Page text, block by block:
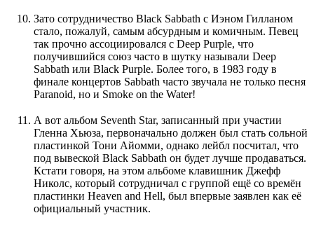
Зато сотрудничество Black Sabbath с Иэном Гилланом
стало, пожалуй, самым абсурдным и комичным. Певец
так прочно ассоциировался с Deep Purple, что
получившийся союз часто в шутку называли Deep
Sabbath или Black Purple. Более того, в 1983 году в
финале концертов Sabbath часто звучала не только песня
Paranoid, но и Smoke on the Water!
А вот альбом Seventh Star, записанный при участии
Гленна Хьюза, первоначально должен был стать сольной
пластинкой Тони Айомми, однако лейбл посчитал, что
под вывеской Black Sabbath он будет лучше продаваться.
Кстати говоря, на этом альбоме клавишник Джефф
Николс, который сотрудничал с группой ещё со времён
пластинки Heaven and Hell, был впервые заявлен как её
официальный участник.